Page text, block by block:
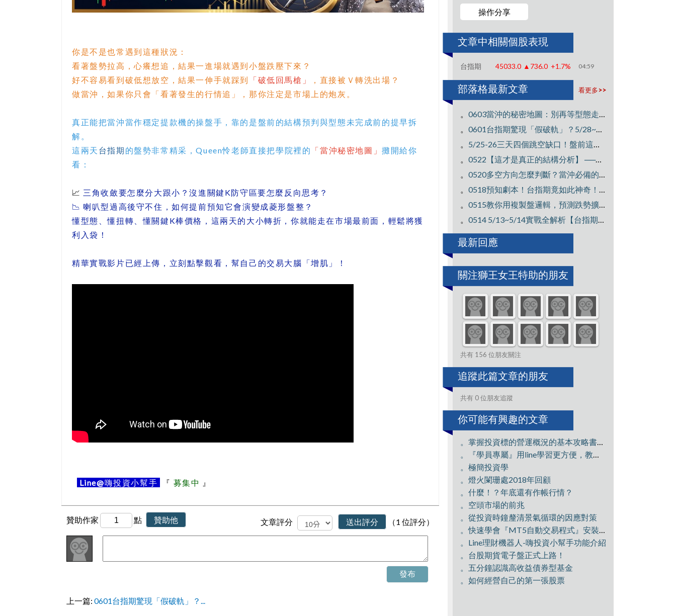
你是不是也常遇到這種狀況：
看著盤勢拉高，心癢想追，結果一進場就遇到小盤跌壓下來？
好不容易看到破低想放空，結果一伸手就踩到
「破低回馬槍」
，直接被Ｖ轉洗出場？
做當沖，如果你只會「看著發生的行情追」，那你注定是市場上的炮灰。
真正能把當沖當作穩定提款機的操盤手，靠的是盤前的結構預判與型態未完成前的提早拆
解。
這兩天 台指期 的盤勢非常精采，Queen怜老師直接把學院裡的 「當沖秘密地圖」攤開給你
看：
📈 三角收斂要怎麼分大跟小？沒進關鍵K防守區要怎麼反向思考？
📉 喇叭型過高後守不住，如何提前預知它會演變成菱形盤整？
懂型態、懂扭轉、懂關鍵K棒價格，這兩天的大小轉折，你就能走在市場最前面，輕鬆將獲
利入袋！
精華實戰影片已經上傳，立刻點擊觀看，幫自己的交易大腦「增肌」！
Line@嗨投資小幫手 『 募集中 』
贊助作家 點 贊助他 文章評分 送出評分 （1 位評分）
發布
上一篇: 0601台指期驚現「假破軌」？...
操作分享
文章中相關個股表現
台指期 45033.0 ▲736.0 +1.7% 04:59
看更多>>
部落格最新文章
。 0603當沖的秘密地圖：別再等型態走完才後知後覺！【台指期當沖訓練營】
。 0601台指期驚現「假破軌」？5/28~6/1的多方N字盤法全解析！
。 5/25-26三天四個跳空缺口！盤前這樣看，操作勝率大提升【台指期當沖訓練營】
。 0522【這才是真正的結構分析】 ──教你如何一眼看穿台指期的當沖盤勢【台指期當
。 0520多空方向怎麼判斷？當沖必備的盤勢推導思維！【台指期當沖訓練營】
。 0518預知劇本！台指期竟如此神奇！【台指期當沖訓練營】
。 0515教你用複製盤邏輯，預測跌勢擴大行情【台指期當沖訓練營】
。 0514 5/13~5/14實戰全解析【台指期當沖訓練營】
最新回應
關注獅王女王特助的朋友
共有 156 位朋友關注
追蹤此篇文章的朋友
共有 0 位朋友追蹤
你可能有興趣的文章
。掌握投資標的營運概況的基本攻略書：公開說明書
。『學員專屬』用line學習更方便，教學文章不漏接！
。極簡投資學
。燈火闌珊處2018年回顧
。什麼！？年底還有作帳行情？
。空頭市場的前兆
。從投資時鐘釐清景氣循環的因應對策
。快速學會『MT5自動交易程式』安裝與設定
。Line理財機器人-嗨投資小幫手功能介紹
。台股期貨電子盤正式上路！
。五分鐘認識高收益債券型基金
。如何經營自己的第一張股票